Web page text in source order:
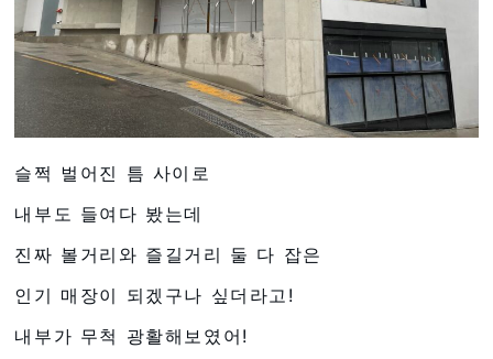
슬쩍 벌어진 틈 사이로
내부도 들여다 봤는데
진짜 볼거리와 즐길거리 둘 다 잡은
인기 매장이 되겠구나 싶더라고!
내부가 무척 광활해보였어!